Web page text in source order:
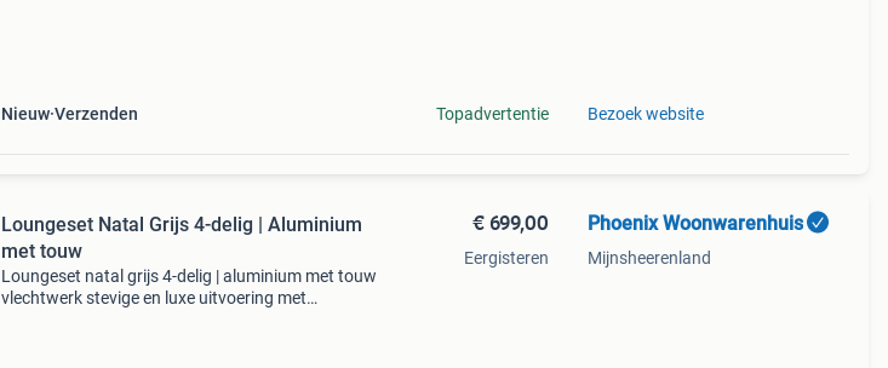
Nieuw Verzenden Topadvertentie Bezoek website
Loungeset Natal Grijs 4-delig | Aluminium
met touw
Loungeset natal grijs 4-delig | aluminium met touw
vlechtwerk stevige en luxe uitvoering met
€ 699,00
Eergisteren
Phoenix Woonwarenhuis
Mijnsheerenland